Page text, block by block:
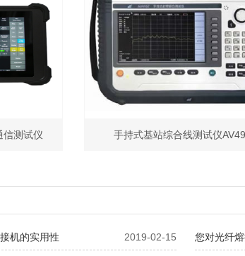
信测试仪 手持式基站综合线测试仪
2019-02-15
机的实用性 您对光纤